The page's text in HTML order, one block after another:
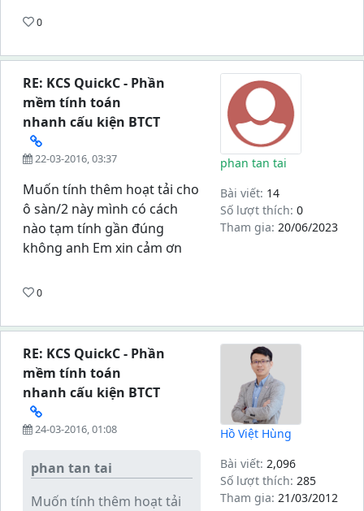
0
RE: KCS QuickC - Phần
mềm tính toán
nhanh cấu kiện BTCT
22-03-2016, 03:37
Muốn tính thêm hoạt tải cho
ô sàn/2 này mình có cách
nào tạm tính gần đúng
không anh Em xin cảm ơn
0
phan tan tai
Bài viết: 14
Số lượt thích: 0
Tham gia: 20/06/2023
RE: KCS QuickC - Phần
mềm tính toán
nhanh cấu kiện BTCT
24-03-2016, 01:08
phan tan tai
Muốn tính thêm hoạt tải
Hồ Việt Hùng
Bài viết: 2,096
Số lượt thích: 285
Tham gia: 21/03/2012